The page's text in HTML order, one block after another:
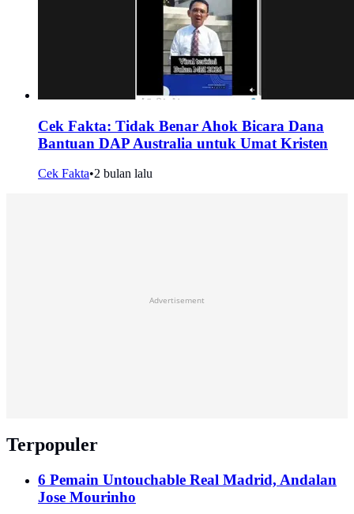
Cek Fakta: Tidak Benar Ahok Bicara Dana
Bantuan DAP Australia untuk Umat Kristen
Cek Fakta•2 bulan lalu
Advertisement
Terpopuler
6 Pemain Untouchable Real Madrid, Andalan
Jose Mourinho